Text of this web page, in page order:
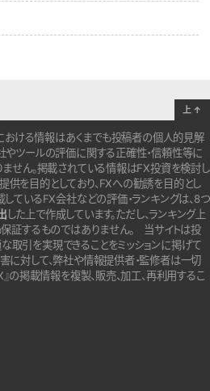
における情報はあくまでも投稿者の個人的見解
やツールの評価に関する正確性・信頼性等に
せん。掲載されている情報はFX投資を検討し
を目的としており、FXへの勧誘を目的とし
しているFX会社などの評価・ランキングは、8つ
した上で作成しています。ただし、ランキング上
証するものではありません。
当サイトは投
引を実現できることをミッションに掲げて
に対して、弊社や情報提供者・監修者は一切
の掲載情報を複製、販売、加工、再利用するこ
上 ↑